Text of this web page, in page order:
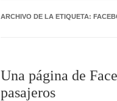
ARCHIVO DE LA ETIQUETA:
Una página de
pasajeros